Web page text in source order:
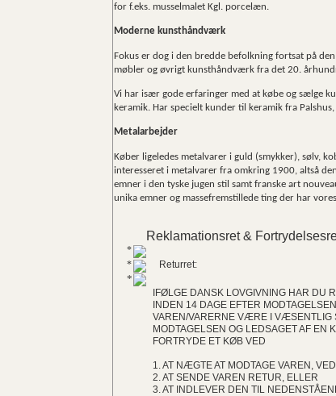
for f.eks. musselmalet Kgl. porcelæn.
Moderne kunsthåndværk
Fokus er dog i den bredde befolkning fortsat på
møbler og øvrigt kunsthåndværk fra det 20.
Vi har især gode erfaringer med at købe og sælge
keramik. Har specielt kunder til keramik fra
Metalarbejder
Køber ligeledes metalvarer i guld (smykker), sølv,
interesseret i metalvarer fra omkring 1900, altså
emner i den tyske jugen stil samt franske art
unika emner og massefremstillede ting der har
Reklamationsret &
Returret:
IFØLGE DANSK LOVGIVNING HAR DU
INDEN 14 DAGE EFTER
VAREN/VARERNE VÆRE I VÆSENTLIG
MODTAGELSEN OG LEDSAGET AF EN
FORTRYDE ET KØB VED
1. AT NÆGTE AT MODTAGE VAREN, VED
2. AT SENDE VAREN RETUR, ELLER
3. AT INDLEVER DEN TIL